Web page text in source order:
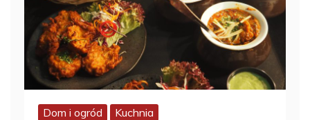
Dom i ogród Kuchnia